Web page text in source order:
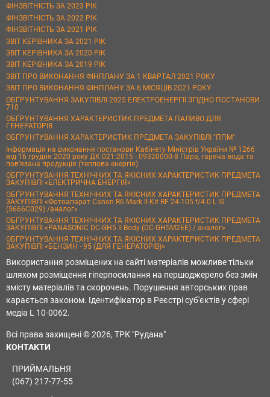
ФІНЗВІТНІСТЬ ЗА 2023 РІК
ФІНЗВІТНІСТЬ ЗА 2022 РІК
ФІНЗВІТНІСТЬ ЗА 2021 РІК
ЗВІТ КЕРІВНИКА ЗА 2021 РІК
ЗВІТ КЕРІВНИКА ЗА 2020 РІК
ЗВІТ КЕРІВНИКА ЗА 2019 РІК
ЗВІТ ПРО ВИКОНАННЯ ФІНПЛАНУ ЗА 1 КВАРТАЛ 2021 РОКУ
ЗВІТ ПРО ВИКОНАННЯ ФІНПЛАНУ ЗА 6 МІСЯЦІВ 2021 РОКУ
ОБҐРУНТУВАННЯ ЗАКУПІВЛІ 2025 ЕЛЕКТРОЕНЕРГІЇ ЗГІДНО ПОСТАНОВИ
710
ОБҐРУНТУВАННЯ ХАРАКТЕРИСТИК ПРЕДМЕТА ПАЛИВО ДЛЯ
ГЕНЕРАТОРІВ
ОБҐРУНТУВАННЯ ХАРАКТЕРИСТИК ПРЕДМЕТА ЗАКУПІВЛІ "ППМ"
Інформація на виконання постанови Кабінету Міністрів України № 1266
від 16 грудня 2020 року ДК 021:2015 - 09320000-8 Пара, гаряча вода та
пов’язана продукція (теплова енергія)
ОБҐРУНТУВАННЯ ТЕХНІЧНИХ ТА ЯКІСНИХ ХАРАКТЕРИСТИК ПРЕДМЕТА
ЗАКУПІВЛІ «ЕЛЕКТРИЧНА ЕНЕРГІЯ»
ОБҐРУНТУВАННЯ ТЕХНІЧНИХ ТА ЯКІСНИХ ХАРАКТЕРИСТИК ПРЕДМЕТА
ЗАКУПІВЛІ «Фотоапарат Canon R6 Mark II Kit RF 24-105 f/4.0 L IS
(5666C029) /аналог»
ОБҐРУНТУВАННЯ ТЕХНІЧНИХ ТА ЯКІСНИХ ХАРАКТЕРИСТИК ПРЕДМЕТА
ЗАКУПІВЛІ «PANASONIC DC-GH5 II Body (DC-GH5M2EE) / аналог»
ОБҐРУНТУВАННЯ ТЕХНІЧНИХ ТА ЯКІСНИХ ХАРАКТЕРИСТИК ПРЕДМЕТА
ЗАКУПІВЛІ «БЕНЗИН - 95 (ДЛЯ ГЕНЕРАТОРІВ)»
Використання розміщених на сайті матеріалів можливе тільки
шляхом розміщення гіперпосилання на першоджерело без змін
змісту матеріалів та скорочень. Порушення авторських прав
карається законом. Ідентифікатор в Реєстрі суб'єктів у сфері
медіа L 10-0062.
Всі права захищені © 2026, ТРК "Рудана"
КОНТАКТИ
ПРИЙМАЛЬНЯ
(067) 217-77-55